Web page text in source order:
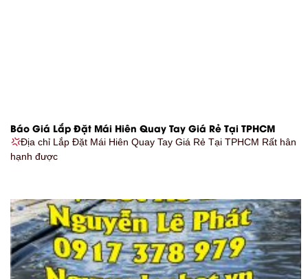
Báo Giá Lắp Đặt Mái Hiên Quay Tay Giá Rẻ Tại TPHCM
Địa chỉ Lắp Đặt Mái Hiên Quay Tay Giá Rẻ Tại TPHCM Rất hân
hạnh được